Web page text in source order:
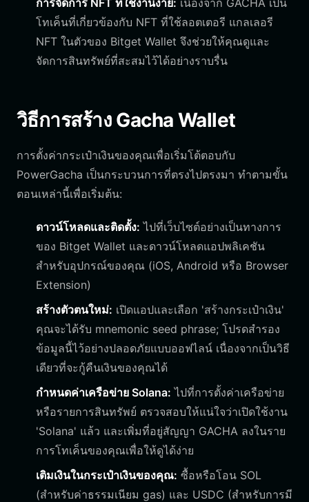
การจัดการ NFT ที่ใช้งานง่าย: เนื่องจาก GACHA เป็น
โทเค็นที่เกี่ยวข้องกับ NFT ที่ใช้ลอตเตอรี แกลเลอรี
NFT ในตัวของ Bitget Wallet จึงช่วยให้คุณดูและ
จัดการสินทรัพย์ที่สะสมไว้ได้อย่างราบรื่น
วิธีการสร้าง Gacha Wallet
การตั้งค่ากระเป๋าเงินของคุณเพื่อเริ่มโต้ตอบกับ
PowerGacha เป็นกระบวนการที่ตรงไปตรงมา ทำตามขั้น
ตอนเหล่านี้เพื่อเริ่มต้น:
ดาวน์โหลดและติดตั้ง: ไปที่เว็บไซต์อย่างเป็นทางการ
ของ Bitget Wallet และดาวน์โหลดแอปพลิเคชัน
สำหรับอุปกรณ์ของคุณ (iOS, Android หรือ Browser
Extension)
สร้างตัวตนใหม่: เปิดแอปและเลือก 'สร้างกระเป๋าเงิน'
คุณจะได้รับ mnemonic seed phrase; โปรดสำรอง
ข้อมูลนี้ไว้อย่างปลอดภัยแบบออฟไลน์ เนื่องจากเป็นวิธี
เดียวที่จะกู้คืนเงินของคุณได้
กำหนดค่าเครือข่าย Solana: ไปที่การตั้งค่าเครือข่าย
หรือรายการสินทรัพย์ ตรวจสอบให้แน่ใจว่าเปิดใช้งาน
'Solana' แล้ว และเพิ่มที่อยู่สัญญา GACHA ลงในราย
การโทเค็นของคุณเพื่อให้ดูได้ง่าย
เติมเงินในกระเป๋าเงินของคุณ: ซื้อหรือโอน SOL
(สำหรับค่าธรรมเนียม gas) และ USDC (สำหรับการมี